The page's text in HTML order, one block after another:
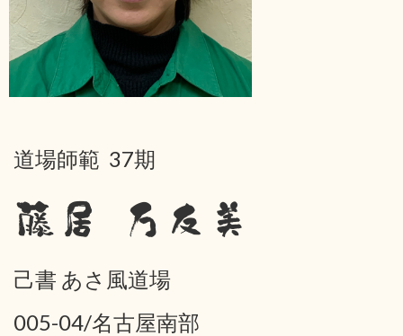
道場師範 37期
藤居 万友美
己書 あさ風道場
005-04/名古屋南部